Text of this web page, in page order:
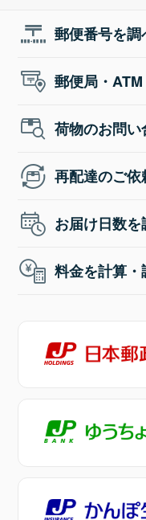
郵便番号を調
郵便局・
荷物のお問い
再配達のご依
お届け日数を
料金を計算・